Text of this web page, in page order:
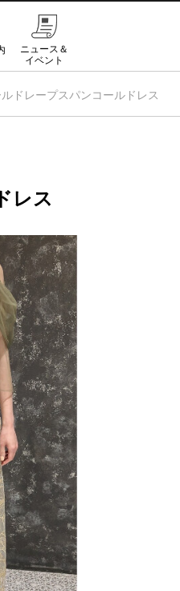
ニュース＆
イベント
ドレープスパンコールドレス
レス